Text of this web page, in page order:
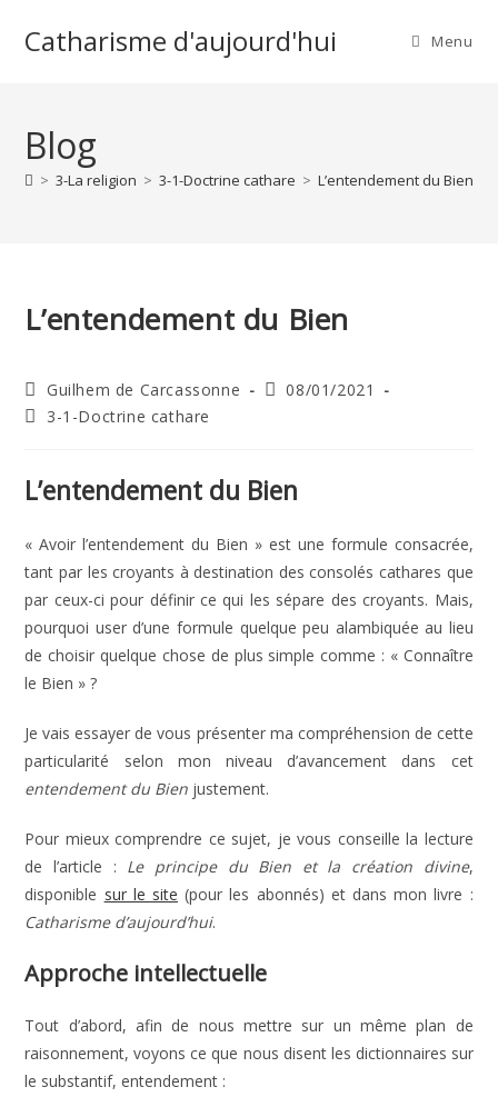
Catharisme d'aujourd'hui Menu
Blog
> 3-La religion > 3-1-Doctrine cathare > L’entendement du Bien
L’entendement du Bien
Auteur/autrice
de
Guilhem de Carcassonne
Publication
08/01/2021
Post3-1-Doctrine cathare
L’entendement du Bien
« Avoir l’entendement du Bien » est une formule consacrée,
tant par les croyants à destination des consolés cathares que
par ceux-ci pour définir ce qui les sépare des croyants. Mais,
pourquoi user d’une formule quelque peu alambiquée au lieu
de choisir quelque chose de plus simple comme : « Connaître
le Bien » ?
Je vais essayer de vous présenter ma compréhension de cette
particularité selon mon niveau d’avancement dans cet
entendement du Bien justement.
Pour mieux comprendre ce sujet, je vous conseille la lecture
de l’article : Le principe du Bien et la création divine,
disponible sur le site (pour les abonnés) et dans mon livre :
Catharisme d’aujourd’hui.
Approche intellectuelle
Tout d’abord, afin de nous mettre sur un même plan de
raisonnement, voyons ce que nous disent les dictionnaires sur
le substantif, entendement :